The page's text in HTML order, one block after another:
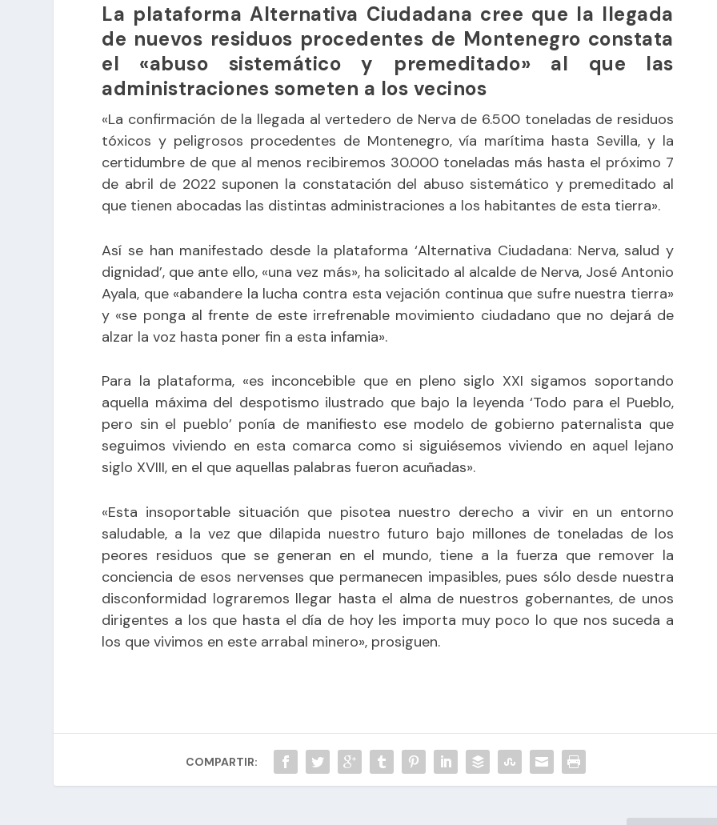
La plataforma Alternativa Ciudadana cree que la llegada
de nuevos residuos procedentes de Montenegro constata
el «abuso sistemático y premeditado» al que las
administraciones someten a los vecinos
«La confirmación de la llegada al vertedero de Nerva de 6.500 toneladas de residuos
tóxicos y peligrosos procedentes de Montenegro, vía marítima hasta Sevilla, y la
certidumbre de que al menos recibiremos 30.000 toneladas más hasta el próximo 7
de abril de 2022 suponen la constatación del abuso sistemático y premeditado al
que tienen abocadas las distintas administraciones a los habitantes de esta tierra».
Así se han manifestado desde la plataforma ‘Alternativa Ciudadana: Nerva, salud y
dignidad’, que ante ello, «una vez más», ha solicitado al alcalde de Nerva, José Antonio
Ayala, que «abandere la lucha contra esta vejación continua que sufre nuestra tierra»
y «se ponga al frente de este irrefrenable movimiento ciudadano que no dejará de
alzar la voz hasta poner fin a esta infamia».
Para la plataforma, «es inconcebible que en pleno siglo XXI sigamos soportando
aquella máxima del despotismo ilustrado que bajo la leyenda ‘Todo para el Pueblo,
pero sin el pueblo’ ponía de manifiesto ese modelo de gobierno paternalista que
seguimos viviendo en esta comarca como si siguiésemos viviendo en aquel lejano
siglo XVIII, en el que aquellas palabras fueron acuñadas».
«Esta insoportable situación que pisotea nuestro derecho a vivir en un entorno
saludable, a la vez que dilapida nuestro futuro bajo millones de toneladas de los
peores residuos que se generan en el mundo, tiene a la fuerza que remover la
conciencia de esos nervenses que permanecen impasibles, pues sólo desde nuestra
disconformidad lograremos llegar hasta el alma de nuestros gobernantes, de unos
dirigentes a los que hasta el día de hoy les importa muy poco lo que nos suceda a
los que vivimos en este arrabal minero», prosiguen.
COMPARTIR: